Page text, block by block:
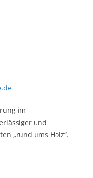
im
und
„rund ums Holz“.